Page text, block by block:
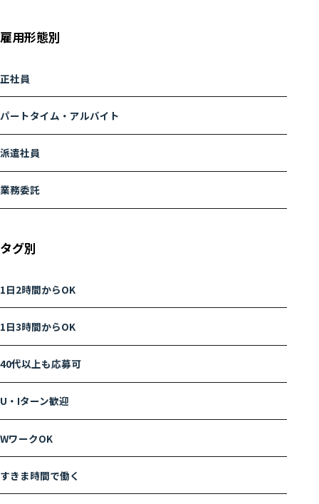
雇用形態別
正社員
パートタイム・アルバイト
派遣社員
業務委託
タグ別
1日2時間からOK
1日3時間からOK
40代以上も応募可
U・Iターン歓迎
WワークOK
すきま時間で働く